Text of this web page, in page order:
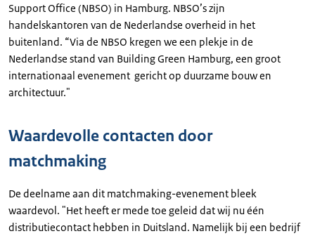
Support Office (NBSO) in Hamburg. NBSO’s zijn
handelskantoren van de Nederlandse overheid in het
buitenland. “Via de NBSO kregen we een plekje in de
Nederlandse stand van Building Green Hamburg, een groot
internationaal evenement gericht op duurzame bouw en
architectuur."
Waardevolle contacten door
matchmaking
De deelname aan dit matchmaking-evenement bleek
waardevol. "Het heeft er mede toe geleid dat wij nu één
distributiecontact hebben in Duitsland. Namelijk bij een bedrijf